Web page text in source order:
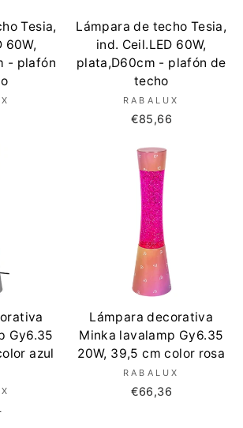
Tesia,
60W,
- plafón
Lámpara de techo Tesia,
ind. Ceil.LED 60W,
plata,D60cm - plafón de
techo
RABALUX
€85,66
Gy6.35
azul
Lámpara decorativa
Minka lavalamp Gy6.35
20W, 39,5 cm color rosa
RABALUX
€66,36